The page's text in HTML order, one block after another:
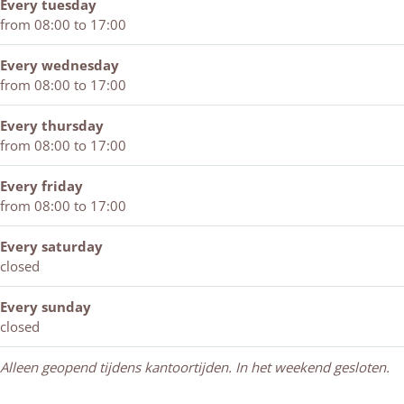
Every tuesday
from 08:00 to 17:00
Every wednesday
from 08:00 to 17:00
Every thursday
from 08:00 to 17:00
Every friday
from 08:00 to 17:00
Every saturday
closed
Every sunday
closed
Alleen geopend tijdens kantoortijden. In het weekend gesloten.